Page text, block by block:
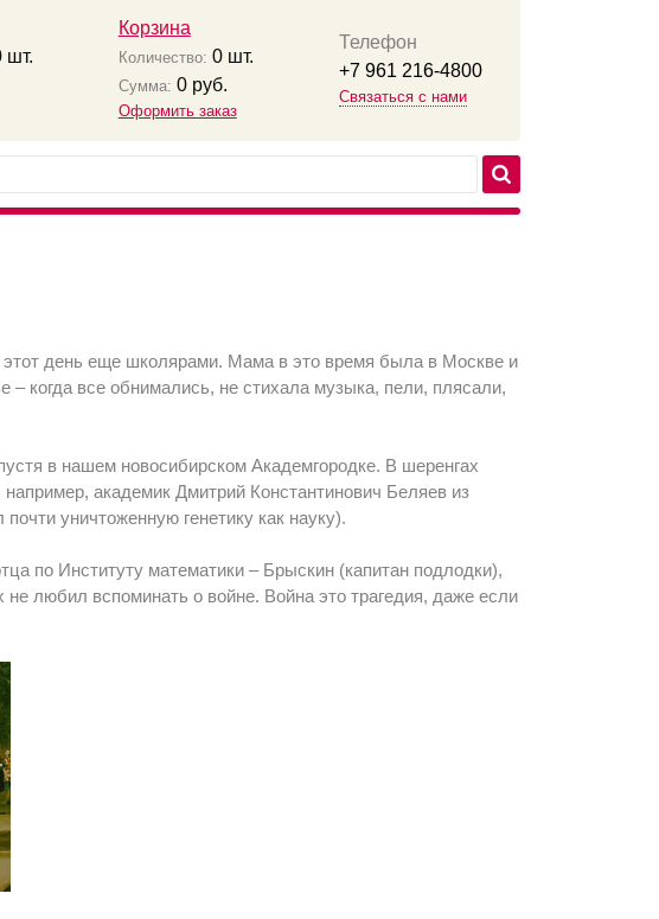
шт.
Корзина
Количество: 0шт.
Сумма: 0руб.
Оформить заказ
Телефон
+7 961 216-4800
Связаться с нами
этот день еще школярами. Мама в это время была в Москве и
– когда все обнимались, не стихала музыка, пели, плясали,
в нашем новосибирском Академгородке. В шеренгах
академик Дмитрий Константинович Беляев из
уничтоженную генетику как науку).
по Институту математики – Брыскин (капитан подлодки),
любил вспоминать о войне. Война это трагедия, даже если